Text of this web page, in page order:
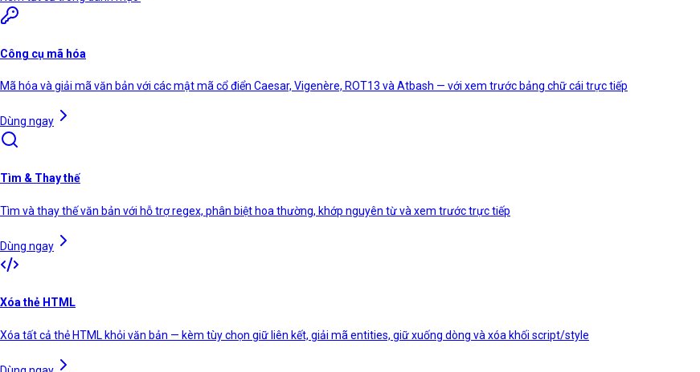
Công cụ mã hóa
Mã hóa và giải mã văn bản với các mật mã cổ điển Caesar, Vigenère, ROT13 và Atbash — với xem trước bảng chữ cái trực tiếp
Dùng ngay
Tìm & Thay thế
Tìm và thay thế văn bản với hỗ trợ regex, phân biệt hoa thường, khớp nguyên từ và xem trước trực tiếp
Dùng ngay
Xóa thẻ HTML
Xóa tất cả thẻ HTML khỏi văn bản — kèm tùy chọn giữ liên kết, giải mã entities, giữ xuống dòng và xóa khối script/style